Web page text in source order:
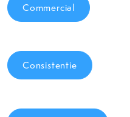
Commercial
Consistentie